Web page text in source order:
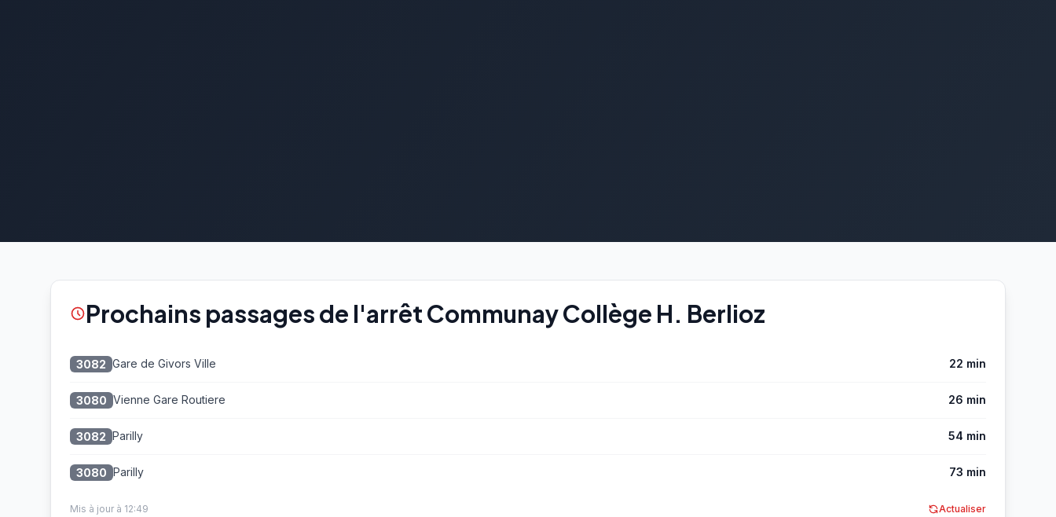
Prochains passages de l'arrêt Communay Collège H. Berlioz
3082 Gare de Givors Ville 22 min
3080 Vienne Gare Routiere 26 min
3082 Parilly 54 min
3080 Parilly 73 min
Mis à jour à 12:49 Actualiser